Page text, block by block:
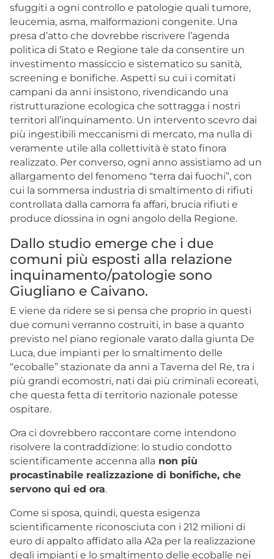
sfuggiti a ogni controllo e patologie quali tumore,
leucemia, asma, malformazioni congenite. Una
presa d’atto che dovrebbe riscrivere l’agenda
politica di Stato e Regione tale da consentire un
investimento massiccio e sistematico su sanità,
screening e bonifiche. Aspetti su cui i comitati
campani da anni insistono, rivendicando una
ristrutturazione ecologica che sottragga i nostri
territori all’inquinamento. Un intervento scevro dai
più ingestibili meccanismi di mercato, ma nulla di
veramente utile alla collettività è stato finora
realizzato. Per converso, ogni anno assistiamo ad un
allargamento del fenomeno “terra dai fuochi”, con
cui la sommersa industria di smaltimento di rifiuti
controllata dalla camorra fa affari, brucia rifiuti e
produce diossina in ogni angolo della Regione.
Dallo studio emerge che i due
comuni più esposti alla relazione
inquinamento/patologie sono
Giugliano e Caivano.
E viene da ridere se si pensa che proprio in questi
due comuni verranno costruiti, in base a quanto
previsto nel piano regionale varato dalla giunta De
Luca, due impianti per lo smaltimento delle
“ecoballe” stazionate da anni a Taverna del Re, tra i
più grandi ecomostri, nati dai più criminali ecoreati,
che questa fetta di territorio nazionale potesse
ospitare.
Ora ci dovrebbero raccontare come intendono
risolvere la contraddizione: lo studio condotto
scientificamente accenna alla non più
procastinabile realizzazione di bonifiche, che
servono qui ed ora.
Come si sposa, quindi, questa esigenza
scientificamente riconosciuta con i 212 milioni di
euro di appalto affidato alla A2a per la realizzazione
degli impianti e lo smaltimento delle ecoballe nei